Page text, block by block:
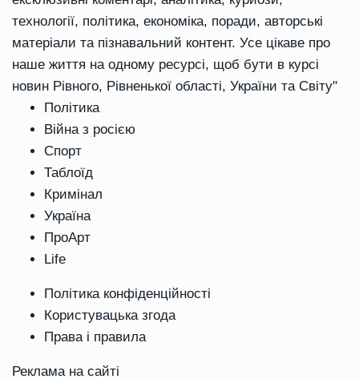
технології, політика, економіка, поради, авторські
матеріали та пізнавальний контент. Усе цікаве про
наше життя на одному ресурсі, щоб бути в курсі
новин Рівного, Рівненької області, України та Світу"
Політика
Війна з росією
Спорт
Таблоїд
Кримінал
Україна
ПроАрт
Life
Політика конфіденційності
Користувацька згода
Права і правила
Реклама на сайті